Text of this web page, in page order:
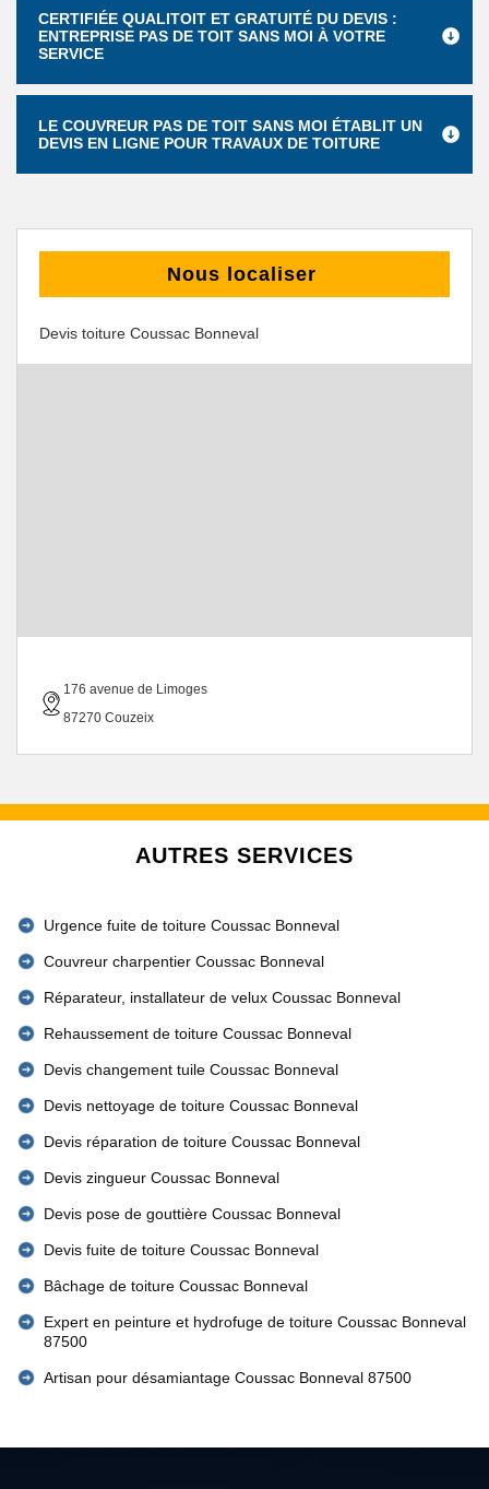
CERTIFIÉE QUALITOIT ET GRATUITÉ DU DEVIS :
ENTREPRISE PAS DE TOIT SANS MOI À VOTRE
SERVICE
LE COUVREUR PAS DE TOIT SANS MOI ÉTABLIT UN
DEVIS EN LIGNE POUR TRAVAUX DE TOITURE
Nous localiser
Devis toiture Coussac Bonneval
176 avenue de Limoges
87270 Couzeix
AUTRES SERVICES
Urgence fuite de toiture Coussac Bonneval
Couvreur charpentier Coussac Bonneval
Réparateur, installateur de velux Coussac Bonneval
Rehaussement de toiture Coussac Bonneval
Devis changement tuile Coussac Bonneval
Devis nettoyage de toiture Coussac Bonneval
Devis réparation de toiture Coussac Bonneval
Devis zingueur Coussac Bonneval
Devis pose de gouttière Coussac Bonneval
Devis fuite de toiture Coussac Bonneval
Bâchage de toiture Coussac Bonneval
Expert en peinture et hydrofuge de toiture Coussac Bonneval
87500
Artisan pour désamiantage Coussac Bonneval 87500